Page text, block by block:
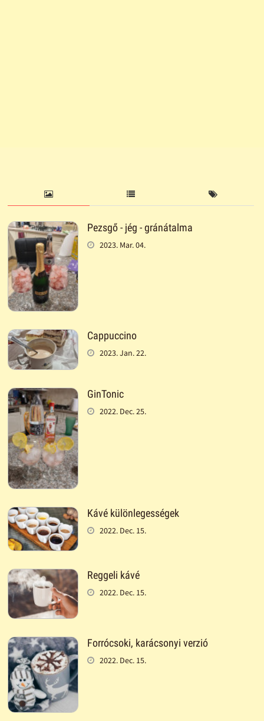
Pezsgő - jég - gránátalma
2023. Mar. 04.
Cappuccino
2023. Jan. 22.
GinTonic
2022. Dec. 25.
Kávé különlegességek
2022. Dec. 15.
Reggeli kávé
2022. Dec. 15.
Forrócsoki, karácsonyi verzió
2022. Dec. 15.